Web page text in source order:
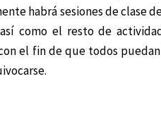
habrá sesiones de clase
como el resto de
el fin de que todos